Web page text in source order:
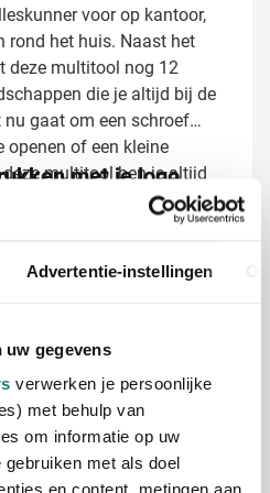
Advertentie-instellingen
uw gegevens
verwerken je persoonlijke
met behulp van
om informatie op uw
met als doel
en content, metingen aan
voor op kantoor,
rond het huis. Naast het
deze multitool nog 12
die je altijd bij de
gaat om een schroef
openen of een kleine
multitool ben je altijd
met je logo
maken we van
visitekaartje. Deze
van lasergravering
of slogan
uitstraling en creëert een
contrasteert mooi met
- ideaal voor een tool die